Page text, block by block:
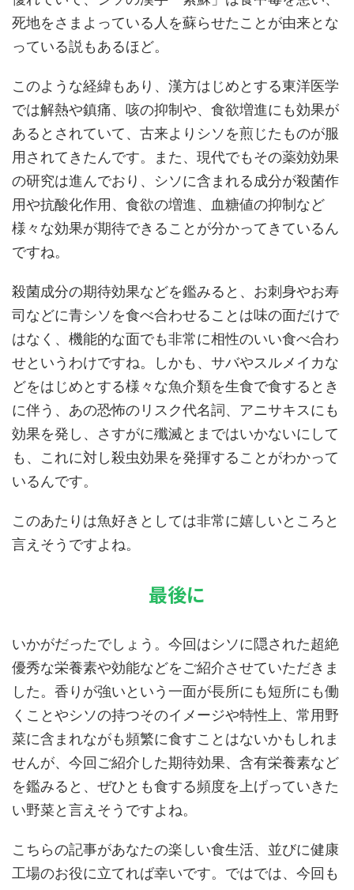
死地をさまよっている人を蘇らせたことが由来とな
っている説もあるほど。
このような経緯もあり、漢方はじめとする東洋医学
では解熱や鎮痛、咳の抑制や、食欲増進にも効果が
あるとされていて、古来よりシソを煎じたものが服
用されてきたんです。また、現代でもその薬効効果
の研究は進んでおり、シソに含まれる成分が殺菌作
用や抗酸化作用、食欲の増進、血糖値の抑制など
様々な効果が期待できることが分かってきているん
ですね。
殺菌成分の期待効果などを鑑みると、お刺身やお寿
司などに青シソを食べ合わせることは味の面だけで
はなく、機能的な面でも非常に相性のいい食べ合わ
せというわけですね。しかも、サバやスルメイカな
どをはじめとする様々な魚介類を生食で食するとき
に伴う、あの恐怖のリスク代名詞、アニサキスにも
効果を発し、さすがに殲滅とまではいかないにして
も、これに対し殺虫効果を発揮することがわかって
いるんです。
このあたりは魚好きとしては非常に嬉しいところと
言えそうですよね。
最後に
いかがだったでしょう。今回はシソに隠された超絶
優秀な栄養素や効能などをご紹介させていただきま
した。香りが強いという一面が長所にも短所にも働
くことやシソの持つそのイメージや特性上、常用野
菜に含まれながも頻繁に食すことはないかもしれま
せんが、今回ご紹介した期待効果、含有栄養素など
を鑑みると、ぜひとも食する頻度を上げっていきた
い野菜と言えそうですよね。
こちらの記事があなたの楽しい食生活、並びに健康
工場のお役に立てれば幸いです。ではでは、今回も